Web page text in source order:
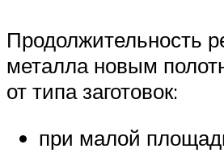
Продолжительность
металла новым
от типа заготовок:
при малой